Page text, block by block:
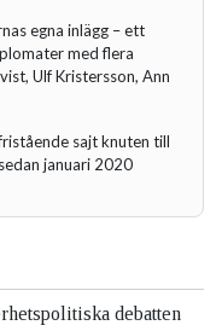
egna inlägg – ett
med flera
Ulf Kristersson, Ann
sajt knuten till
januari 2020
debatten